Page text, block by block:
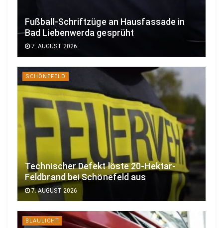
Fußball-Schriftzüge an Hausfassade in
Bad Liebenwerda gesprüht
7. AUGUST 2026
SCHÖNEFELD
Technischer Defekt löste 20-Hektar-
Feldbrand bei Schönefeld aus
7. AUGUST 2026
BLAULICHT